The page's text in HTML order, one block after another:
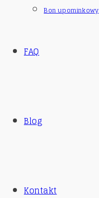
Bon upominkowy
FAQ
Blog
Kontakt